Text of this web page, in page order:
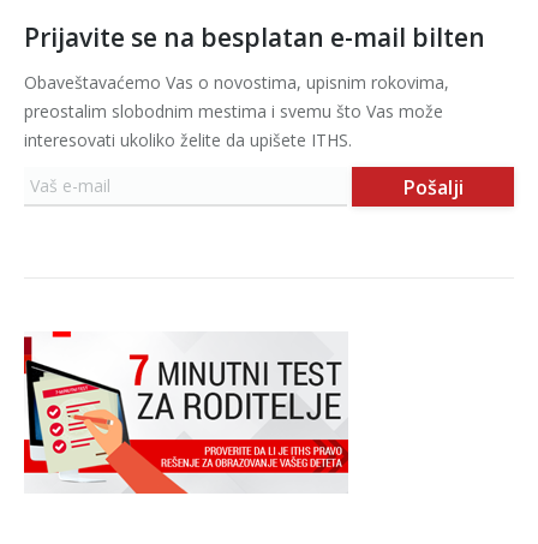
Prijavite se na besplatan e-mail bilten
Obaveštavaćemo Vas o novostima, upisnim rokovima,
preostalim slobodnim mestima i svemu što Vas može
interesovati ukoliko želite da upišete ITHS.